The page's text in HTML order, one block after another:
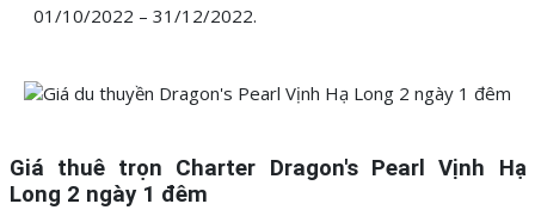
01/10/2022 – 31/12/2022.
Giá thuê trọn Charter Dragon's Pearl Vịnh Hạ
Long 2 ngày 1 đêm